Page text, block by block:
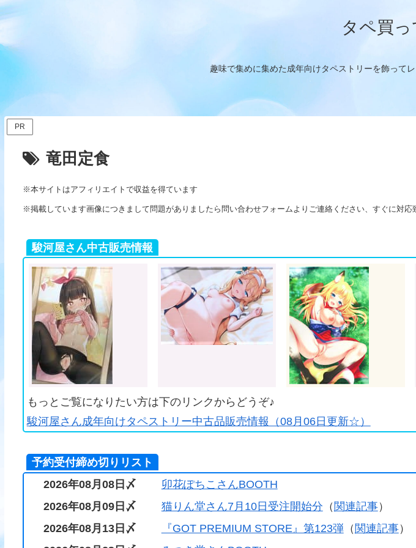
タペ買っ
趣味で集めに集めた成年向けタペストリーを飾って
PR
竜田定食
※本サイトはアフィリエイトで収益を得ています
※掲載しています画像につきまして問題がありましたら問い合わせフォームよりご連絡ください、すぐに対応
駿河屋さん中古販売情報
もっとご覧になりたい方は下のリンクからどうぞ♪
駿河屋さん成年向けタペストリー中古品販売情報（08月06日更新☆）
予約受付締め切りリスト
2026年08月08日〆
卯花ぽちこさんBOOTH
2026年08月09日〆
猫りん堂さん7月10日受注開始分 （ 関連記事）
2026年08月13日〆
『GOT PREMIUM STORE』第123弾（ 関連記事）